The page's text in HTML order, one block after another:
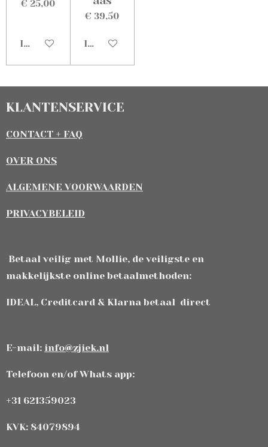
€ 25,00
In winkelwagen
€ 39,50
In winkelwagen
KLANTENSERVICE
CONTACT + FAQ
OVER ONS
ALGEMENE VOORWAARDEN
PRIVACYBELEID
Betaal veilig met Mollie, de veiligste en
makkelijkste online betaalmethoden:
IDEAL, Creditcard & Klarna betaal direct
E-mail: info@zjiek.nl
Telefoon en/of Whats app:
+31 621359023
KVK: 84079894